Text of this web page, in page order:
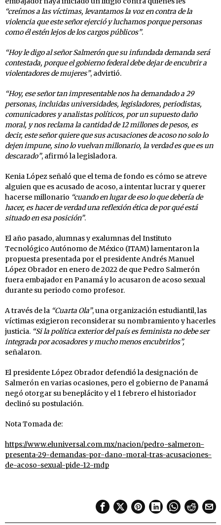
“creímos a las víctimas, levantamos la voz en contra de la
violencia que este señor ejerció y luchamos porque personas
como él estén lejos de los cargos públicos”.
“Hoy le digo al señor Salmerón que su infundada demanda será
contestada, porque el gobierno federal debe dejar de encubrir a
violentadores de mujeres”, advirtió.
“Hoy, ese señor tan impresentable nos ha demandado a 29
personas, incluidas universidades, legisladores, periodistas,
comunicadores y analistas políticos, por un supuesto daño
moral, y nos reclama la cantidad de 12 millones de pesos, es
decir, este señor quiere que sus acusaciones de acoso no solo lo
dejen impune, sino lo vuelvan millonario, la verdad es que es un
descarado”, afirmó la legisladora.
Kenia López señaló que el tema de fondo es cómo se atreve
alguien que es acusado de acoso, a intentar lucrar y querer
hacerse millonario “cuando en lugar de eso lo que debería de
hacer, es hacer de verdad una reflexión ética de por qué está
situado en esa posición”.
El año pasado, alumnas y exalumnas del Instituto
Tecnológico Autónomo de México (ITAM) lamentaron la
propuesta presentada por el presidente Andrés Manuel
López Obrador en enero de 2022 de que Pedro Salmerón
fuera embajador en Panamá y lo acusaron de acoso sexual
durante su periodo como profesor.
A través de la “Cuarta Ola”, una organización estudiantil, las
víctimas exigieron reconsiderar su nombramiento y hacerles
justicia. “Si la política exterior del país es feminista no debe ser
integrada por acosadores y mucho menos encubrirlos”,
señalaron.
El presidente López Obrador defendió la designación de
Salmerón en varias ocasiones, pero el gobierno de Panamá
negó otorgar su beneplácito y el 1 febrero el historiador
declinó su postulación.
Nota Tomada de:
https://www.eluniversal.com.mx/nacion/pedro-salmeron-
presenta-29-demandas-por-dano-moral-tras-acusaciones-
de-acoso-sexual-pide-12-mdp